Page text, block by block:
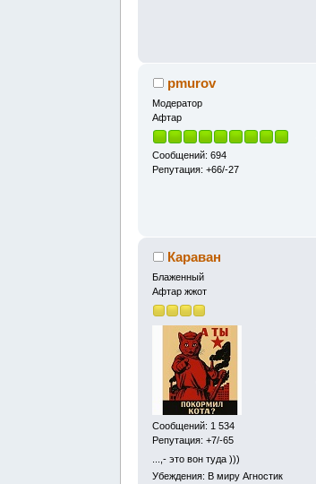
pmurov
Модератор
Афтар
Сообщений: 694
Репутация: +66/-27
Караван
Блаженный
Афтар жжот
Сообщений: 1 534
Репутация: +7/-65
...,- это вон туда )))
Убеждения: В миру Агностик